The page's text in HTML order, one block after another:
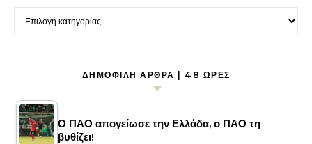
Kατηγορίες
ΔΗΜΟΦΙΛΉ ΆΡΘΡΑ | 48 ΏΡΕΣ
Ο ΠΑΟ απογείωσε την Ελλάδα, ο ΠΑΟ τη
βυθίζει!